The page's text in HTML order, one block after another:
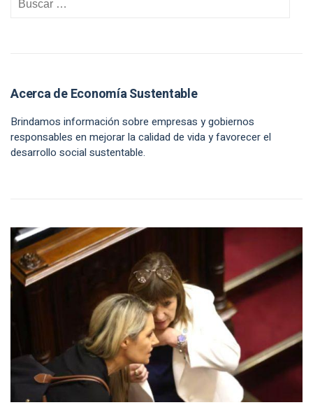
Acerca de Economía Sustentable
Brindamos información sobre empresas y gobiernos
responsables en mejorar la calidad de vida y favorecer el
desarrollo social sustentable.